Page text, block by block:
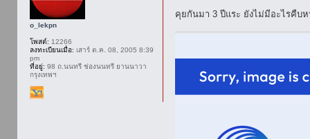
คุยกันมา 3 ปีแระ ยังไม่มีอะไรคืบ
o_lekpn
โพสต์: 12266
ลงทะเบียนเมื่อ: เสาร์ ต.ค. 08, 2005 8:39
pm
ที่อยู่: 98 ถ.นนทรี ช่องนนทรี ยานนาวา
กรุงเทพฯ